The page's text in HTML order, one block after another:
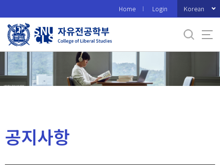
로
메
Home Login Korean
공지사항